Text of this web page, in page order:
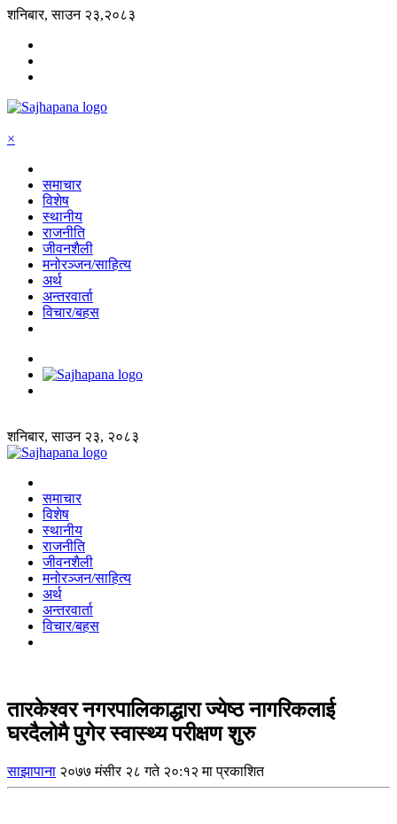
शनिबार, साउन २३,२०८३
×
समाचार
विशेष
स्थानीय
राजनीति
जीवनशैली
मनोरञ्जन/साहित्य
अर्थ
अन्तरवार्ता
विचार/बहस
शनिबार, साउन २३, २०८३
समाचार
विशेष
स्थानीय
राजनीति
जीवनशैली
मनोरञ्जन/साहित्य
अर्थ
अन्तरवार्ता
विचार/बहस
तारकेश्वर नगरपालिकाद्धारा ज्येष्ठ नागरिकलाई
घरदैलोमै पुगेर स्वास्थ्य परीक्षण शुरु
साझापाना २०७७ मंसीर २८ गते २०:१२ मा प्रकाशित